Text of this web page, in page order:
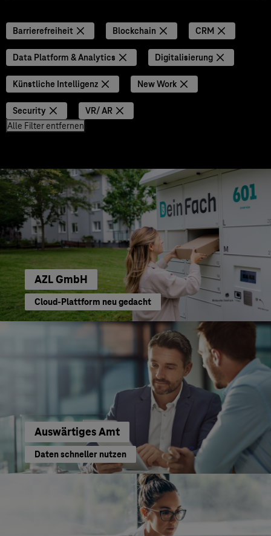
Barrierefreiheit Blockchain CRM
Data Platform & Analytics Digitalisierung
Künstliche Intelligenz New Work
Security
VR/ AR
Alle Filter entfernen
AZL GmbH
Cloud-Plattform neu gedacht
Auswärtiges Amt
Daten schneller nutzen